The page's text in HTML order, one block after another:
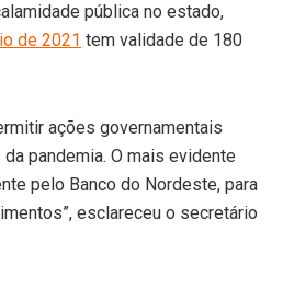
pública no estado,
de 2021 tem validade de 180
ações governamentais
pandemia. O mais evidente
pelo Banco do Nordeste, para
esclareceu o secretário